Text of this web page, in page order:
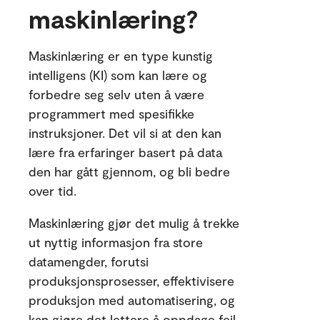
maskinlæring?
Maskinlæring er en type kunstig
intelligens (KI) som kan lære og
forbedre seg selv uten å være
programmert med spesifikke
instruksjoner. Det vil si at den kan
lære fra erfaringer basert på data
den har gått gjennom, og bli bedre
over tid.
Maskinlæring gjør det mulig å trekke
ut nyttig informasjon fra store
datamengder, forutsi
produksjonsprosesser, effektivisere
produksjon med automatisering, og